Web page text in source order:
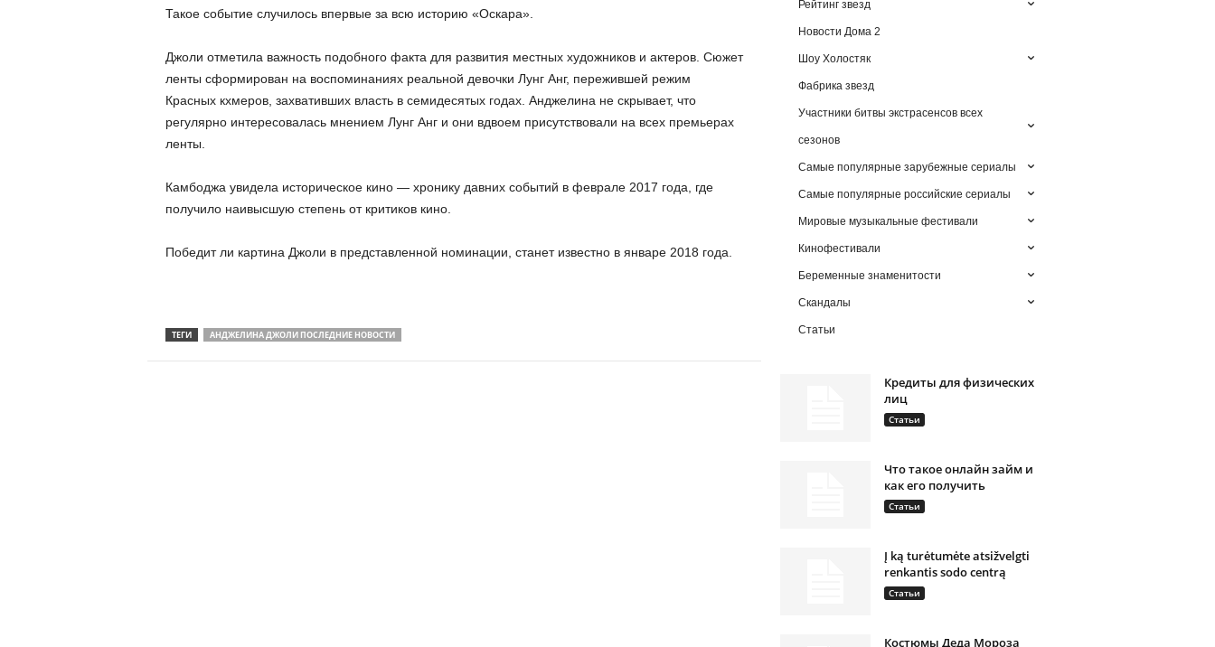
Такое событие случилось впервые за всю историю «Оскара».
Джоли отметила важность подобного факта для развития местных художников и актеров. Сюжет
ленты сформирован на воспоминаниях реальной девочки Лунг Анг, пережившей режим
Красных кхмеров, захвативших власть в семидесятых годах. Анджелина не скрывает, что
регулярно интересовалась мнением Лунг Анг и они вдвоем присутствовали на всех премьерах
ленты.
Камбоджа увидела историческое кино — хронику давних событий в феврале 2017 года, где
получило наивысшую степень от критиков кино.
Победит ли картина Джоли в представленной номинации, станет известно в январе 2018 года.
ТЕГИ АНДЖЕЛИНА ДЖОЛИ ПОСЛЕДНИЕ НОВОСТИ
Рейтинг звезд
Новости Дома 2
Шоу Холостяк
Фабрика звезд
Участники битвы экстрасенсов всех
сезонов
Самые популярные зарубежные сериалы
Самые популярные российские сериалы
Мировые музыкальные фестивали
Кинофестивали
Беременные знаменитости
Скандалы
Статьи
Кредиты для физических
лиц
Статьи
Что такое онлайн займ и
как его получить
Статьи
Į ką turėtumėte atsižvelgti
renkantis sodo centrą
Статьи
Костюмы Деда Мороза